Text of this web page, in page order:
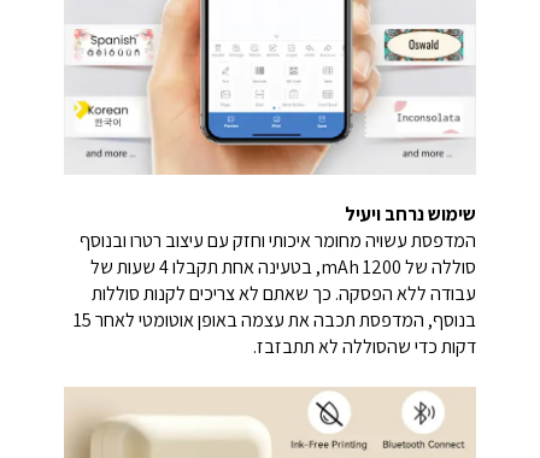
שימוש נרחב ויעיל
המדפסת עשויה מחומר איכותי וחזק עם עיצוב רטרו ובנוסף
סוללה של mAh 1200, בטעינה אחת תקבלו 4 שעות של
עבודה ללא הפסקה. כך שאתם לא צריכים לקנות סוללות
בנוסף, המדפסת תכבה את עצמה באופן אוטומטי לאחר 15
דקות כדי שהסוללה לא תתבזבז.